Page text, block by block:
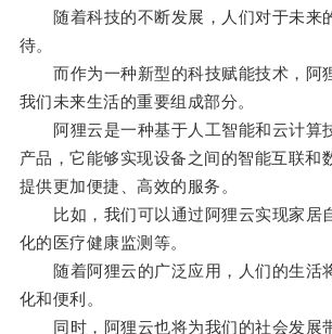
随着科技的不断发展，人们对于未来
待。
而作为一种新型的科技赋能技术，阿
我们未来生活的重要组成部分。
阿狸云是一种基于人工智能和云计算
产品，它能够实现设备之间的智能互联和
提供更加便捷、高效的服务。
比如，我们可以通过阿狸云实现家居
化的医疗健康监测等。
随着阿狸云的广泛应用，人们的生活
化和便利。
同时，阿狸云也将为我们的社会发展